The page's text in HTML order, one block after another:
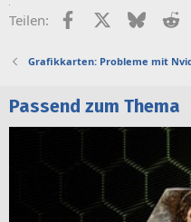
Teilen: FacebookX (Twitter)
Bluesky
Grafikkarten: Probleme mit
Passend zum Thema